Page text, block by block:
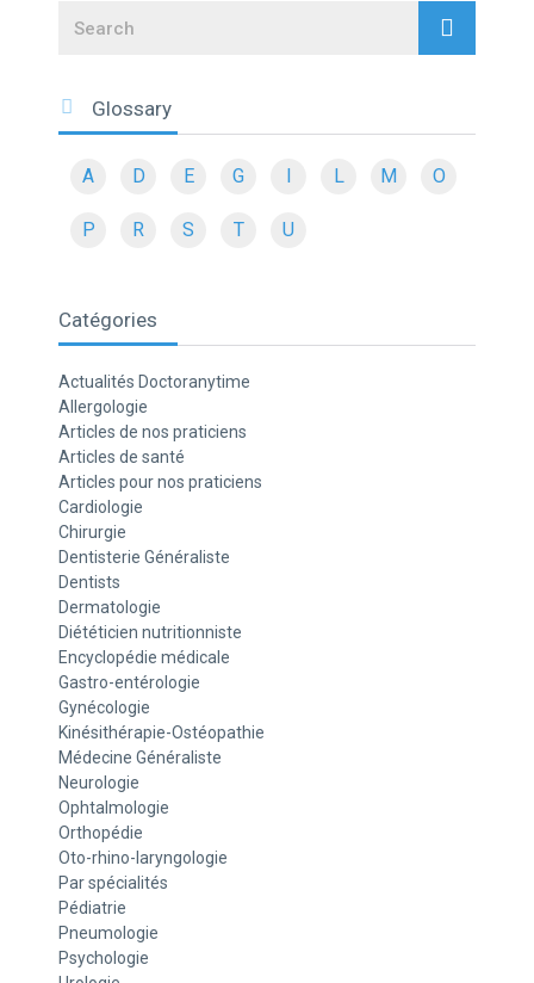
Search
Glossary
A D E G L M O
P R S T U
Catégories
Actualités Doctoranytime
Allergologie
Articles de nos praticiens
Articles de santé
Articles pour nos praticiens
Cardiologie
Chirurgie
Dentisterie Généraliste
Dentists
Dermatologie
Diététicien nutritionniste
Encyclopédie médicale
Gastro-entérologie
Gynécologie
Kinésithérapie-Ostéopathie
Médecine Généraliste
Neurologie
Ophtalmologie
Orthopédie
Oto-rhino-laryngologie
Par spécialités
Pédiatrie
Pneumologie
Psychologie